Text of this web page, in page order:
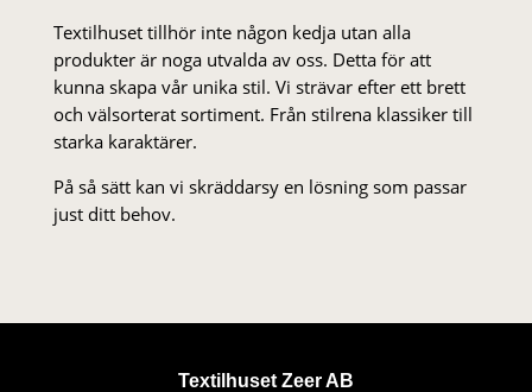
Textilhuset tillhör inte någon kedja utan alla
produkter är noga utvalda av oss. Detta för att
kunna skapa vår unika stil. Vi strä­var efter ett brett
och välsorterat sor­ti­ment. Från stil­rena klas­siker till
starka karaktärer.
På så sätt kan vi skräddarsy en lösning som passar
just ditt behov.
Textilhuset Zeer AB